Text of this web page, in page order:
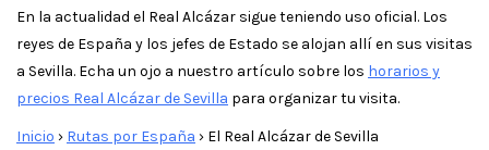
En la actualidad el Real Alcázar sigue teniendo uso oficial. Los
reyes de España y los jefes de Estado se alojan allí en sus visitas
a Sevilla. Echa un ojo a nuestro artículo sobre los horarios y
precios Real Alcázar de Sevilla para organizar tu visita.
Inicio › Rutas por España › El Real Alcázar de Sevilla